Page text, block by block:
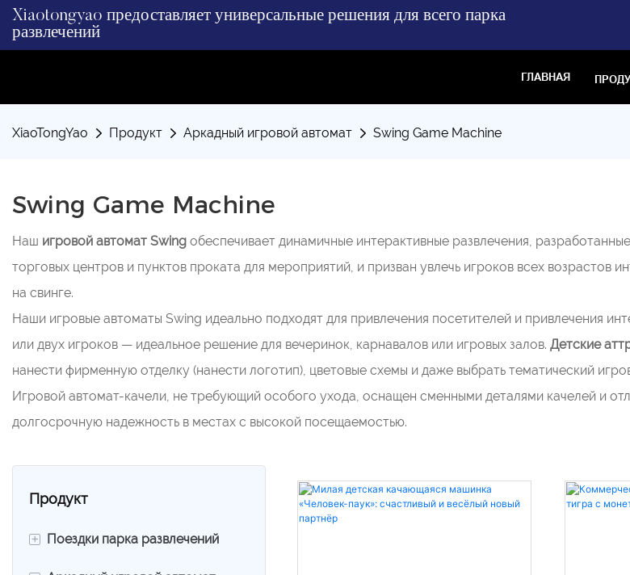
Xiaotongyao предоставляет универсальные решения для всего парка
развлечений
ГЛАВНАЯ
XiaoTongYao Продукт Аркадный игровой автомат Swing Game Machine
Swing Game Machine
Наш игровой автомат Swing обеспечивает динамичные интерактивные развлечения,
торговых центров и пунктов проката для мероприятий, и призван увлечь игроков всех
на свинге.
Наши игровые автоматы Swing идеально подходят для привлечения посетителей и привлечения
или двух игроков — идеальное решение для вечеринок, карнавалов или игровых залов. Детские
нанести фирменную отделку (нанести логотип), цветовые схемы и даже выбрать тематический
Игровой автомат-качели, не требующий особого ухода, оснащен сменными деталями качелей и
долгосрочную надежность в местах с высокой посещаемостью.
Продукт
+ Поездки парка развлечений